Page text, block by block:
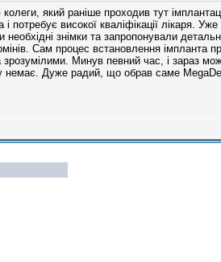
який раніше проходив тут
потребує високої кваліфікації лікаря.
знімки та запропонували
Сам процес встановлення імпланта
зрозумілими. Минув певний час, і зараз
Дуже радий, що обрав саме